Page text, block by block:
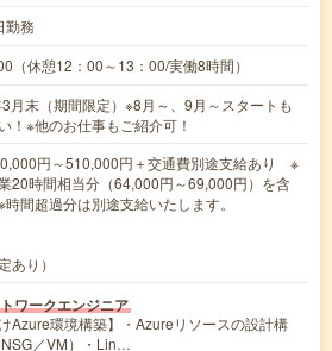
勤務
（休憩12：00～13：00/実働8時間）
月末（期間限定）※8月～、9月～スタートも
！※他のお仕事もご紹介可！
円～510,000円＋交通費別途支給あり ※
20時間相当分（64,000円～69,000円）を含
間超過分は別途支給いたします。
あり）
ワークエンジニア
Azure環境構築】・Azureリソースの設計構
／VM）・Lin…